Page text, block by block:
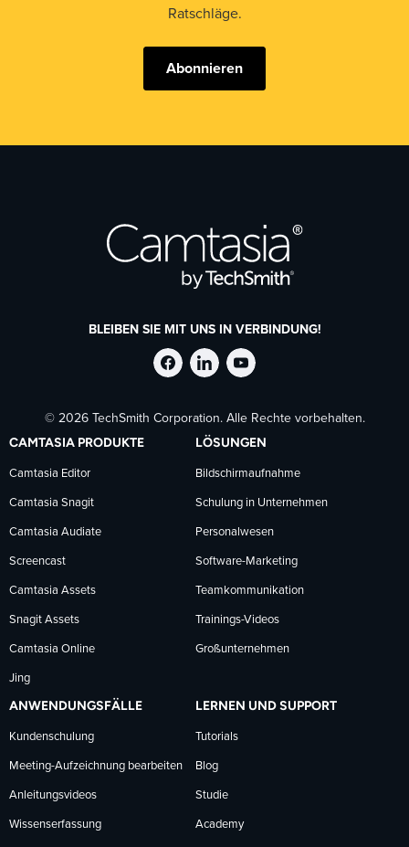
Ratschläge.
Abonnieren
BLEIBEN SIE MIT UNS IN VERBINDUNG!
TechSmith
auf
Facebook
folgen
TechSmith
auf
LinkedIn
folgen
TechSmith
auf
YouTube
folgen
© 2026 TechSmith Corporation. Alle Rechte vorbehalten.
CAMTASIA PRODUKTE
Camtasia Editor
Camtasia Snagit
Camtasia Audiate
Screencast
Camtasia Assets
Snagit Assets
Camtasia Online
Jing
LÖSUNGEN
Bildschirmaufnahme
Schulung in Unternehmen
Personalwesen
Software-Marketing
Teamkommunikation
Trainings-Videos
Großunternehmen
ANWENDUNGSFÄLLE
Kundenschulung
Meeting-Aufzeichnung bearbeiten
Anleitungsvideos
Wissenserfassung
LERNEN UND SUPPORT
Tutorials
Blog
Studie
Academy